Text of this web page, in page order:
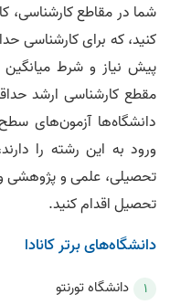
شما در مقاطع کارشناسی،
پیش نیاز و شرط
دانشگاه‌ها آزمون‌های
ورود به این رشته را
تحصیل اقدام کنید.
دانشگاه‌های برتر کانادا
دانشگاه تورنتو